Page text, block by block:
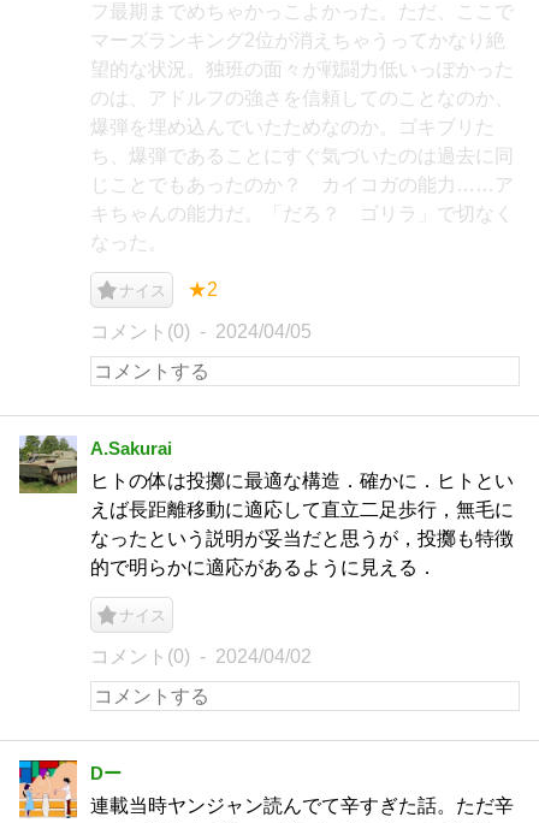
フ最期までめちゃかっこよかった。ただ、ここで
マーズランキング2位が消えちゃうってかなり絶
望的な状況。独班の面々が戦闘力低いっぽかった
のは、アドルフの強さを信頼してのことなのか、
爆弾を埋め込んでいたためなのか。ゴキブリた
ち、爆弾であることにすぐ気づいたのは過去に同
じことでもあったのか？ カイコガの能力……ア
キちゃんの能力だ。「だろ？ ゴリラ」で切なく
なった。
ナイス ★2
コメント(0) 2024/04/05
A.Sakurai
ヒトの体は投擲に最適な構造．確かに．ヒトとい
えば長距離移動に適応して直立二足歩行，無毛に
なったという説明が妥当だと思うが，投擲も特徴
的で明らかに適応があるように見える．
ナイス
コメント(0) 2024/04/02
Dー
連載当時ヤンジャン読んでて辛すぎた話。ただ辛